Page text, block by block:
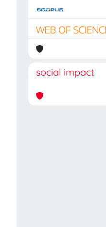
social impact